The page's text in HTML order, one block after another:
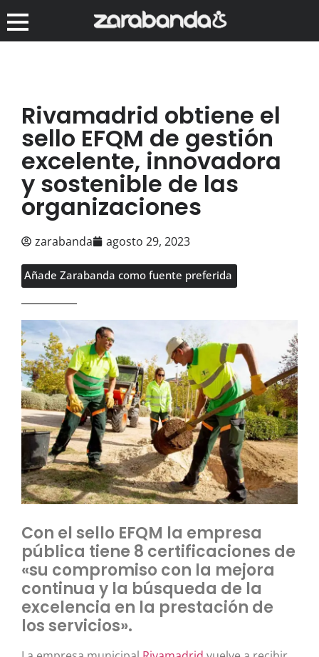
Rivamadrid obtiene el
sello EFQM de gestión
excelente, innovadora
y sostenible de las
organizaciones
zarabanda agosto 29, 2023
Añade Zarabanda como fuente preferida
Con el sello EFQM la empresa
pública tiene 8 certificaciones de
«su compromiso con la mejora
continua y la búsqueda de la
excelencia en la prestación de
los servicios».